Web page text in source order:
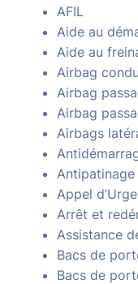
AFIL
Aide au
Aide au
Airbag
Airbag
Airbag
Airbags
Antipatinage
Appel
Arrêt et
Assistance
Bacs de
Bacs de